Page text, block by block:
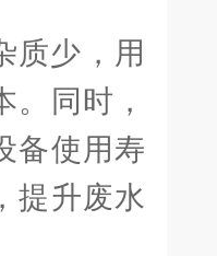
质少，用
同时，
备使用寿
提升废水